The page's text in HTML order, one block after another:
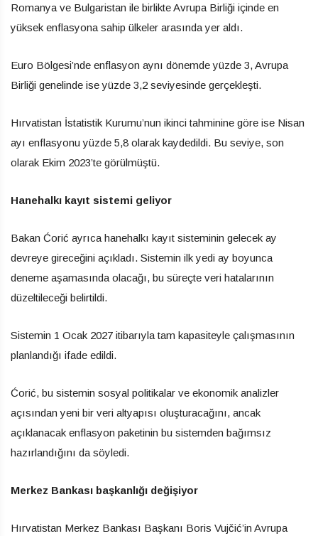
Romanya ve Bulgaristan ile birlikte Avrupa Birliği içinde en
yüksek enflasyona sahip ülkeler arasında yer aldı.
Euro Bölgesi’nde enflasyon aynı dönemde yüzde 3, Avrupa
Birliği genelinde ise yüzde 3,2 seviyesinde gerçekleşti.
Hırvatistan İstatistik Kurumu’nun ikinci tahminine göre ise Nisan
ayı enflasyonu yüzde 5,8 olarak kaydedildi. Bu seviye, son
olarak Ekim 2023’te görülmüştü.
Hanehalkı kayıt sistemi geliyor
Bakan Ćorić ayrıca hanehalkı kayıt sisteminin gelecek ay
devreye gireceğini açıkladı. Sistemin ilk yedi ay boyunca
deneme aşamasında olacağı, bu süreçte veri hatalarının
düzeltileceği belirtildi.
Sistemin 1 Ocak 2027 itibarıyla tam kapasiteyle çalışmasının
planlandığı ifade edildi.
Ćorić, bu sistemin sosyal politikalar ve ekonomik analizler
açısından yeni bir veri altyapısı oluşturacağını, ancak
açıklanacak enflasyon paketinin bu sistemden bağımsız
hazırlandığını da söyledi.
Merkez Bankası başkanlığı değişiyor
Hırvatistan Merkez Bankası Başkanı Boris Vujčić’in Avrupa